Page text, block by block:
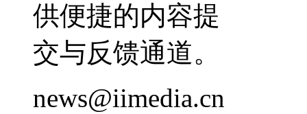
供便捷的内容提
交与反馈通道。
news@iimedia.cn